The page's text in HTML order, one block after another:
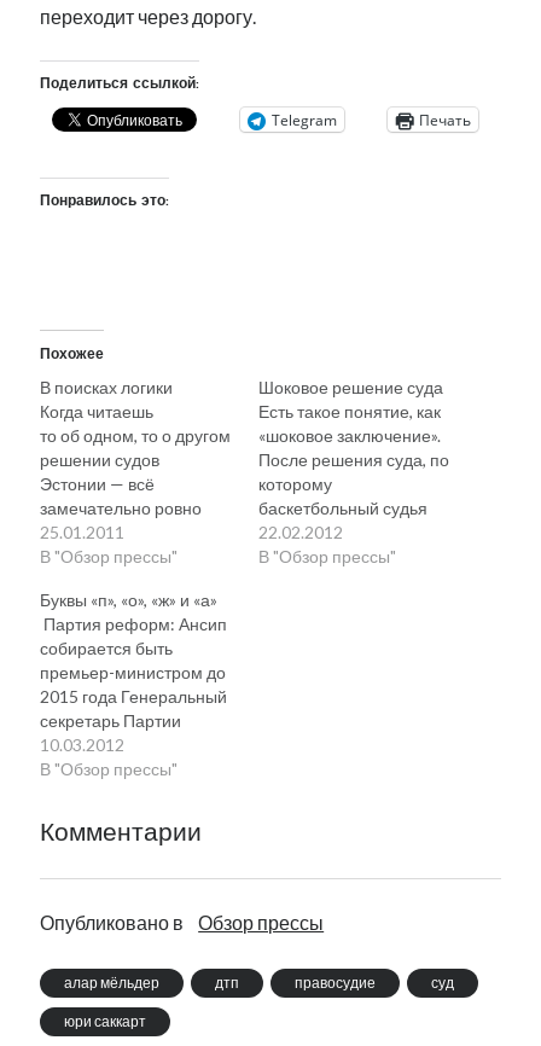
переходит через дорогу.
Поделиться ссылкой:
Telegram Печать
Понравилось это:
Похожее
В поисках логики
Когда читаешь
то об одном, то о другом
решении судов
Эстонии — всё
замечательно ровно
до тех пор, пока
не начинаешь
не сходятся концы
с концами. Судите сами.
23-летний Микк Сегер
по заслугам схлопотал
7 с половиной лет
реального тюремного
заключения за то, что
будучи пьяным сел
человек. Но 17-летний
Йозеп Лайксоо
условный срок.…
25.01.2011
В "Обзор прессы"
Шоковое решение суда
Есть такое понятие, как
«шоковое заключение».
После решения суда, по
которому
баскетбольный судья
Хиллар Койтла
заплатил 7000 евро
22.02.2012
В "Обзор прессы"
Буквы «п», «о», «ж» и «а»
Партия реформ: Ансип
собирается быть
премьер-министром до
2015 года Генеральный
секретарь Партии
реформ сообщил,
отвечая на вопрос Delfi,
народа Эстонии самый
формирование
правительства и
министром до конца
срока, до 2015 года.
«Следовательно,
10.03.2012
В "Обзор прессы"
Комментарии
Опубликовано в Обзор прессы
алар мёльдер дтп правосудие суд
юри саккарт